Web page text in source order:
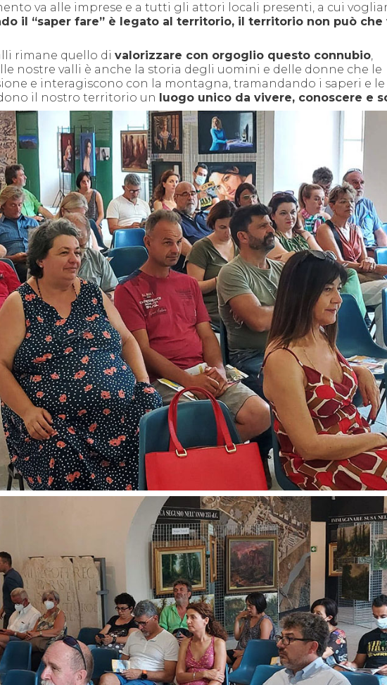
va alle imprese e a tutti gli attori locali presenti, a cui
il “saper fare” è legato al territorio, il territorio non può che
rimane quello di valorizzare con orgoglio questo connubio,
nostre valli è anche la storia degli uomini e delle donne che le
e interagiscono con la montagna, tramandando i saperi e le
il nostro territorio un luogo unico da vivere, conoscere e